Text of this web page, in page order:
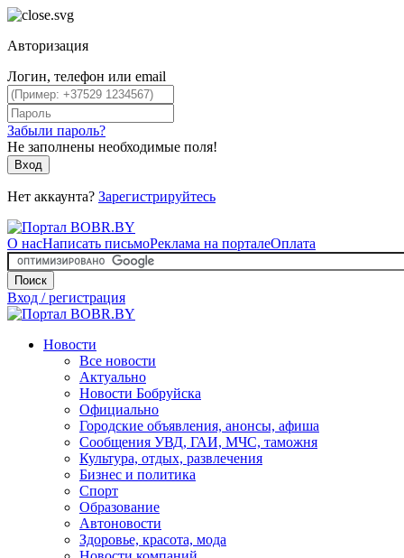
Авторизация
Логин, телефон или email
Забыли пароль?
Не заполнены необходимые поля!
Вход
Нет аккаунта? Зарегистрируйтесь
О насНаписать письмоРеклама на порталеОплата
Поиск
Вход / регистрация
Новости
Все новости
Актуально
Новости Бобруйска
Официально
Городские объявления, анонсы, афиша
Сообщения УВД, ГАИ, МЧС, таможня
Культура, отдых, развлечения
Бизнес и политика
Спорт
Образование
Автоновости
Здоровье, красота, мода